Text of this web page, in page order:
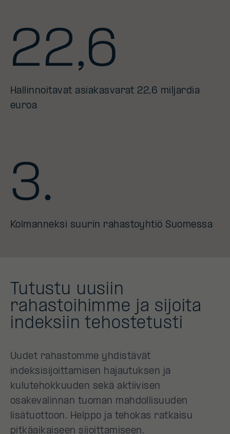
22,6
Hallinnoitavat asiakasvarat 22,6 miljardia
euroa
3.
Kolmanneksi suurin rahastoyhtiö Suomessa
Tutustu uusiin
rahastoihimme ja sijoita
indeksiin tehostetusti
Uudet rahastomme yhdistävät
indeksisijoittamisen hajautuksen ja
kulutehokkuuden sekä aktiivisen
osakevalinnan tuoman mahdollisuuden
lisätuottoon. Helppo ja tehokas ratkaisu
pitkäaikaiseen sijoittamiseen.